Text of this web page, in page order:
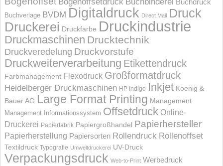
Buchdruck
Buchverlage BVDM Digitaldruck Direct Mail Druck
Druckerei Druckfarbe Druckindustrie
Druckmaschinen Drucktechnik
Druckveredelung Druckvorstufe
Druckweiterverarbeitung Etikettendruck
Farbmanagement Flexodruck Großformatdruck
Heidelberger Druckmaschinen HP Indigo Inkjet Koenig &
Bauer AG Large Format Printing Management
Management Informations­system Offsetdruck Online-
Druckerei Papierfabrik Papiergroßhandel Papierhersteller
Papierherstellung Papiersorten Rollendruck Rollenoffset
Textildruck Typografie Umweltdruckerei UV-Druck
Verpackungsdruck Web-to-Print Werbedruck